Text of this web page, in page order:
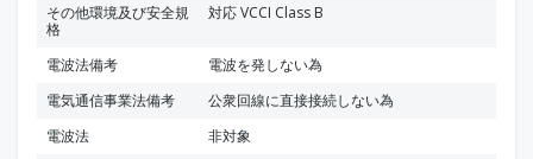
その他環境及び安全規
格
対応 VCCI Class B
電波法備考
電波を発しない為
電気通信事業法備考
公衆回線に直接接続しない為
電波法
非対象